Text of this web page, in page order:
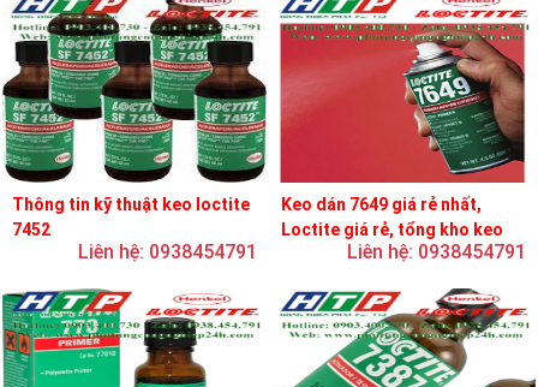
Thông tin kỹ thuật keo loctite
7452
Liên hệ: 0938454791
Keo dán 7649 giá rẻ nhất,
Loctite giá rẻ, tổng kho keo
Liên hệ: 0938454791